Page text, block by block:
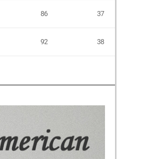
86 37
92 38